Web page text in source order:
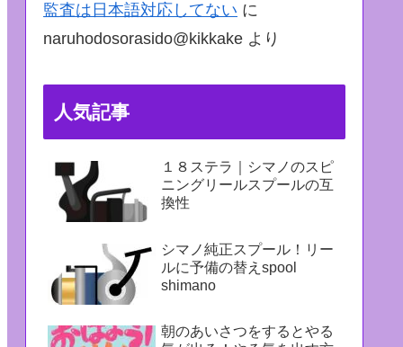
監査は日本語対応してない に
naruhodosorasido@kikkake より
人気記事
１８ステラ｜シマノのスピ
ニングリールスプールの互
換性
シマノ純正スプール！リー
ルに予備の替えspool
shimano
朝のあいさつをするとやる